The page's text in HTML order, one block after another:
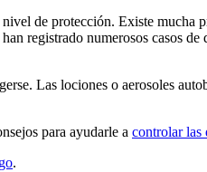
de protección. Existe mucha
registrado numerosos casos
Las lociones o aerosoles
para ayudarle a controlar las
.